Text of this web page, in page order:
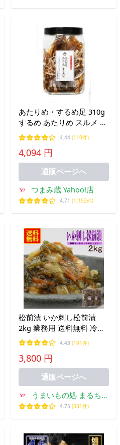
あたりめ・するめ足 310g
するめ あたりめ スルメ ス
ルメイカ 無添加 国産のす
るめいか イカ いか 大容量
おつまみ つまみ 珍味 お菓
子 おかし おやつ 低糖質
4.44 (110件)
4,094 円
通販ページへ
つまみ蔵 Yahoo!店
4.71 (1,192件)
松前漬 いか刺し松前漬
2kg 業務用 送料無料 冷凍
いか刺入り 海鮮珍味 ご飯
のお供 おつまみ
4.43 (191件)
3,800 円
通販ページへ
うまいもの処 まるちょ
う
4.75 (331件)